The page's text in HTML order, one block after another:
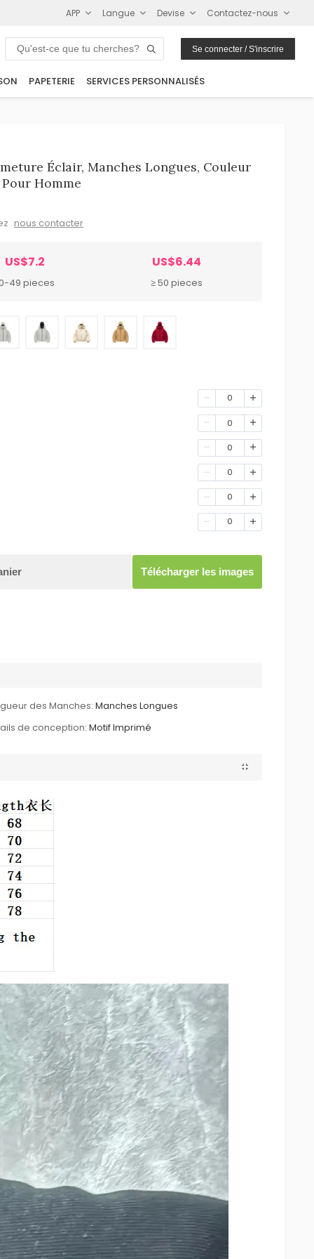
APP Langue Devise Contactez-nous
Se connecter / S'inscrire
PAPETERIE SERVICES PERSONNALISÉS
Éclair, Manches Longues, Couleur
Homme
nous contacter
US$7.2
49 pieces
US$6.44
≥ 50 pieces
0
0
0
0
0
0
Télécharger les images
des Manches: Manches Longues
de conception: Motif Imprimé